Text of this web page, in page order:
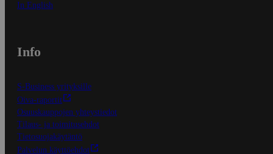
In English
Info
S-Business yrityksille
Oiva-raportit
Osuuskauppojen yhteystiedot
Tilaus- ja toimitusehdot
Tietosuojakäytäntö
Palvelun käyttöehdot